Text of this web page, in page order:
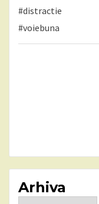
#distractie
#voiebuna
Arhiva